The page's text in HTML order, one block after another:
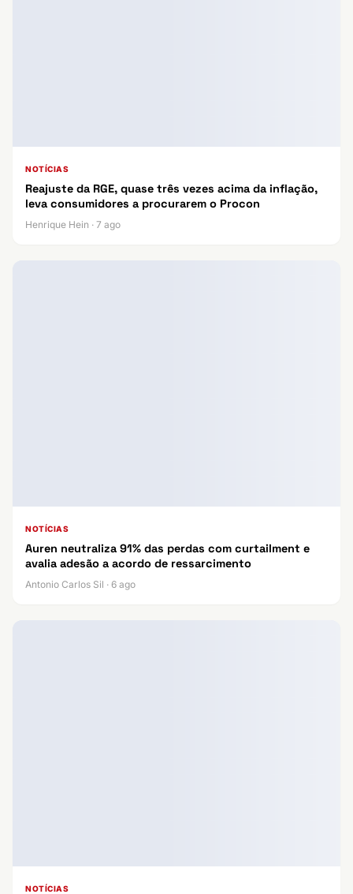
NOTÍCIAS
Reajuste da RGE, quase três vezes acima da inflação,
leva consumidores a procurarem o Procon
Henrique Hein · 7 ago
NOTÍCIAS
Auren neutraliza 91% das perdas com curtailment e
avalia adesão a acordo de ressarcimento
Antonio Carlos Sil · 6 ago
NOTÍCIAS